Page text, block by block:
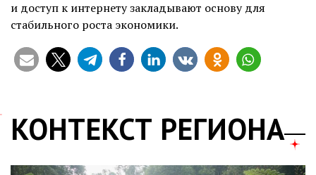
и доступ к интернету закладывают основу для
стабильного роста экономики.
КОНТЕКСТ РЕГИОНА